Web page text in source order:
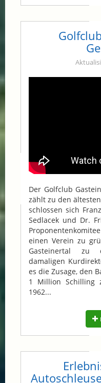
Der Golfclub
zählt zu den
schlossen sich
Sedlacek und Dr.
einen Verein zu
Gasteinertal zu
damaligen
es die Zusage, den
1 Million Schilling
1962...